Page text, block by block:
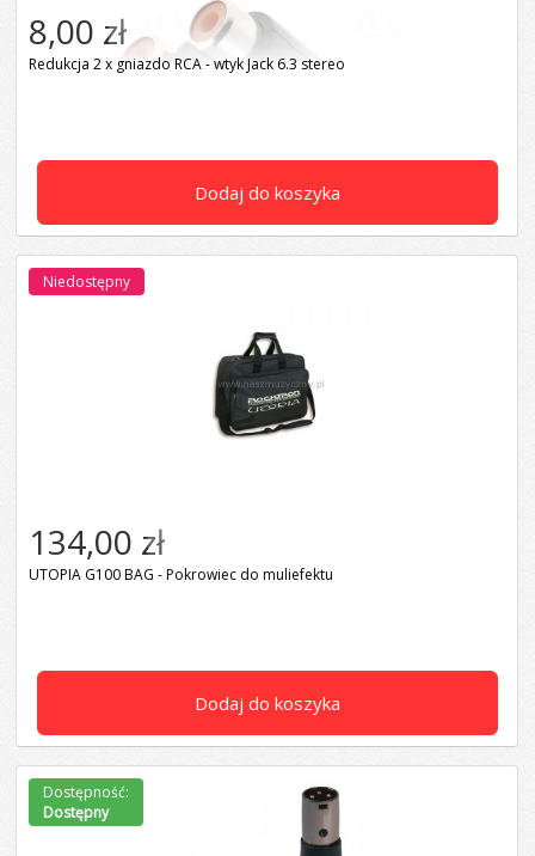
Dodaj do koszyka
8,00 zł
Redukcja 2 x gniazdo RCA - wtyk Jack 6.3 stereo
Dodaj do koszyka
134,00 zł
UTOPIA G100 BAG - Pokrowiec do muliefektu
Niedostępny
Dostępność:
Dostępny